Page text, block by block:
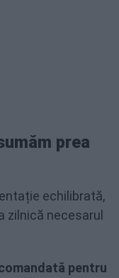
prea
echilibrată,
zilnică necesarul
pentru